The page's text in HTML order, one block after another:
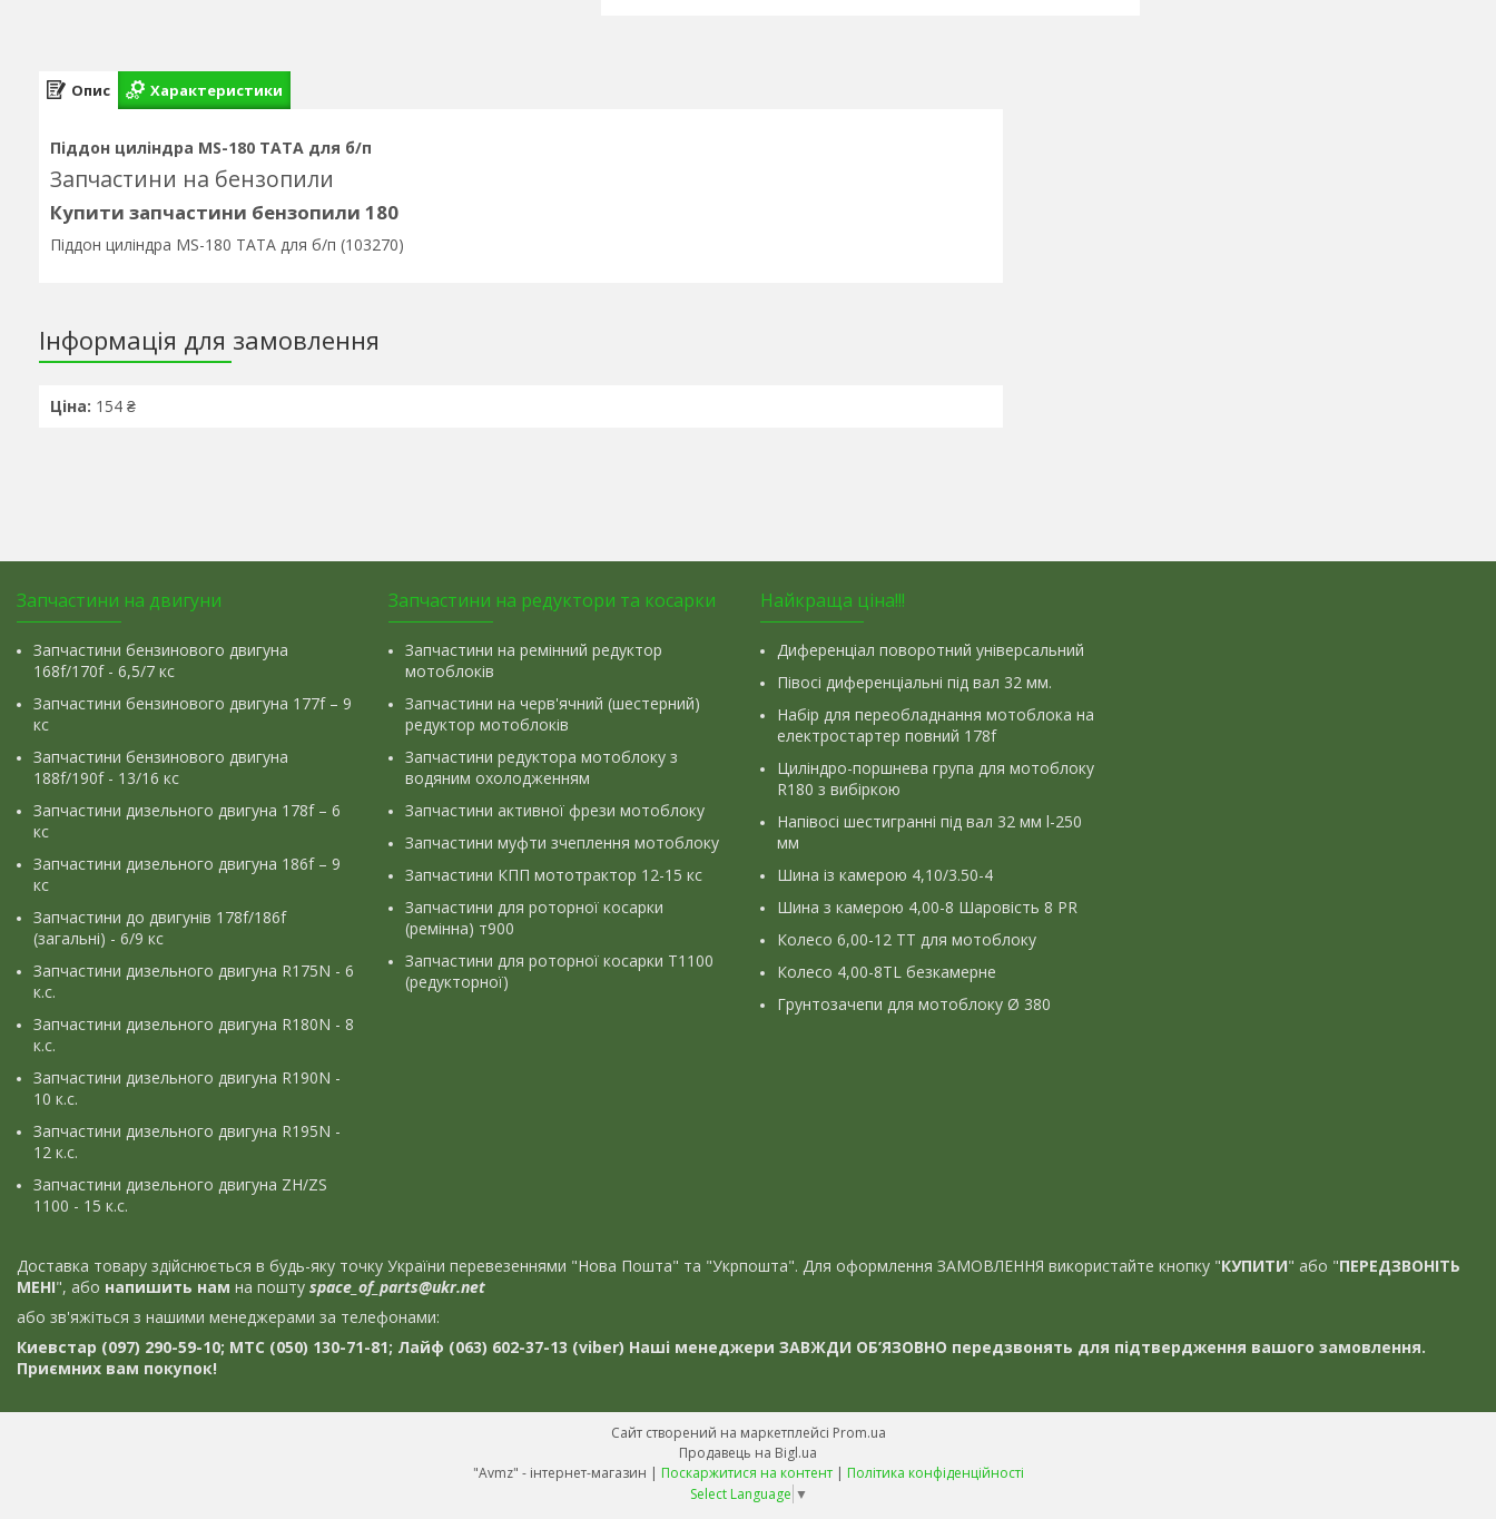
Опис Характеристики
Піддон циліндра MS-180 ТАТА для б/п
Запчастини на бензопили
Купити запчастини бензопили 180
Піддон циліндра MS-180 ТАТА для б/п (103270)
Інформація для замовлення
Ціна: 154 ₴
Запчастини на двигуни
Запчастини бензинового двигуна
168f/170f - 6,5/7 кс
Запчастини бензинового двигуна 177f – 9
кс
Запчастини бензинового двигуна
188f/190f - 13/16 кс
Запчастини дизельного двигуна 178f – 6
кс
Запчастини дизельного двигуна 186f – 9
кс
Запчастини до двигунів 178f/186f
(загальні) - 6/9 кс
Запчастини дизельного двигуна R175N - 6
к.с.
Запчастини дизельного двигуна R180N - 8
к.с.
Запчастини дизельного двигуна R190N -
10 к.с.
Запчастини дизельного двигуна R195N -
12 к.с.
Запчастини дизельного двигуна ZH/ZS
1100 - 15 к.с.
Запчастини на редуктори та косарки
Запчастини на ремінний редуктор
мотоблоків
Запчастини на черв'ячний (шестерний)
редуктор мотоблоків
Запчастини редуктора мотоблоку з
водяним охолодженням
Запчастини активної фрези мотоблоку
Запчастини муфти зчеплення мотоблоку
Запчастини КПП мототрактор 12-15 кс
Запчастини для роторної косарки
(ремінна) т900
Запчастини для роторної косарки Т1100
(редукторної)
Найкраща ціна!!!
Диференціал поворотний універсальний
Півосі диференціальні під вал 32 мм.
Набір для переобладнання мотоблока на
електростартер повний 178f
Циліндро-поршнева група для мотоблоку
R180 з вибіркою
Напівосі шестигранні під вал 32 мм l-250
мм
Шина із камерою 4,10/3.50-4
Шина з камерою 4,00-8 Шаровість 8 PR
Колесо 6,00-12 ТТ для мотоблоку
Колесо 4,00-8TL безкамерне
Грунтозачепи для мотоблоку Ø 380
Доставка товару здійснюється в будь-яку точку України перевезеннями "Нова Пошта" та "Укрпошта". Для оформлення ЗАМОВЛЕННЯ використайте кнопку "КУПИТИ" або "ПЕРЕДЗВОНІТЬ
МЕНІ", або напишить нам на пошту space_of_parts@ukr.net
або зв'яжіться з нашими менеджерами за телефонами:
Киевстар (097) 290-59-10; МТС (050) 130-71-81; Лайф (063) 602-37-13 (viber) Наші менеджери ЗАВЖДИ ОБ’ЯЗОВНО передзвонять для підтвердження вашого замовлення.
Приємних вам покупок!
Сайт створений на маркетплейсі Prom.ua
Продавець на Bigl.ua
"Avmz" - інтернет-магазин | Поскаржитися на контент | Політика конфіденційності
Select Language ▼